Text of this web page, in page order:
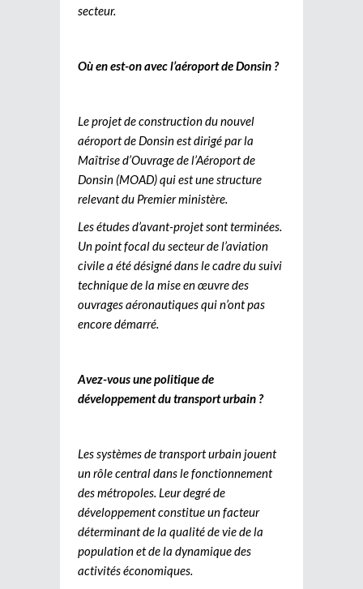
secteur.
Où en est-on avec l’aéroport de Donsin ?
Le projet de construction du nouvel
aéroport de Donsin est dirigé par la
Maîtrise d’Ouvrage de l’Aéroport de
Donsin (MOAD) qui est une structure
relevant du Premier ministère.
Les études d’avant-projet sont terminées.
Un point focal du secteur de l’aviation
civile a été désigné dans le cadre du suivi
technique de la mise en œuvre des
ouvrages aéronautiques qui n’ont pas
encore démarré.
Avez-vous une politique de
développement du transport urbain ?
Les systèmes de transport urbain jouent
un rôle central dans le fonctionnement
des métropoles. Leur degré de
développement constitue un facteur
déterminant de la qualité de vie de la
population et de la dynamique des
activités économiques.